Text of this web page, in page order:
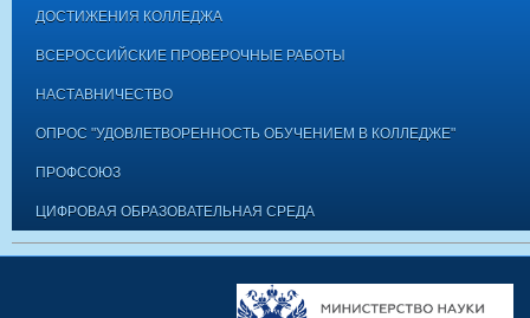
ДОСТИЖЕНИЯ КОЛЛЕДЖА
ВСЕРОССИЙСКИЕ ПРОВЕРОЧНЫЕ РАБОТЫ
НАСТАВНИЧЕСТВО
ОПРОС "УДОВЛЕТВОРЕННОСТЬ ОБУЧЕНИЕМ В КОЛЛЕДЖЕ"
ПРОФСОЮЗ
ЦИФРОВАЯ ОБРАЗОВАТЕЛЬНАЯ СРЕДА